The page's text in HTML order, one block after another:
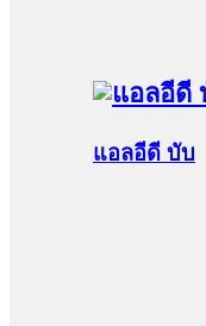
แอลอีดี บับ